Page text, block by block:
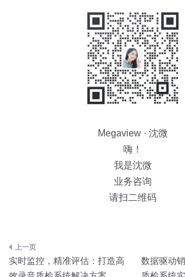
Megaview · 沈微
嗨！
我是沈微
业务咨询
请扫二维码
文
实时监控，精准评估：打造高
数据驱动